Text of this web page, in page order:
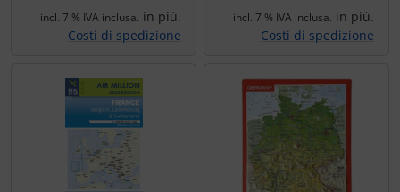
incl. 7 % IVA inclusa. in più.
Costi di spedizione
incl. 7 % IVA inclusa. in più.
Costi di spedizione